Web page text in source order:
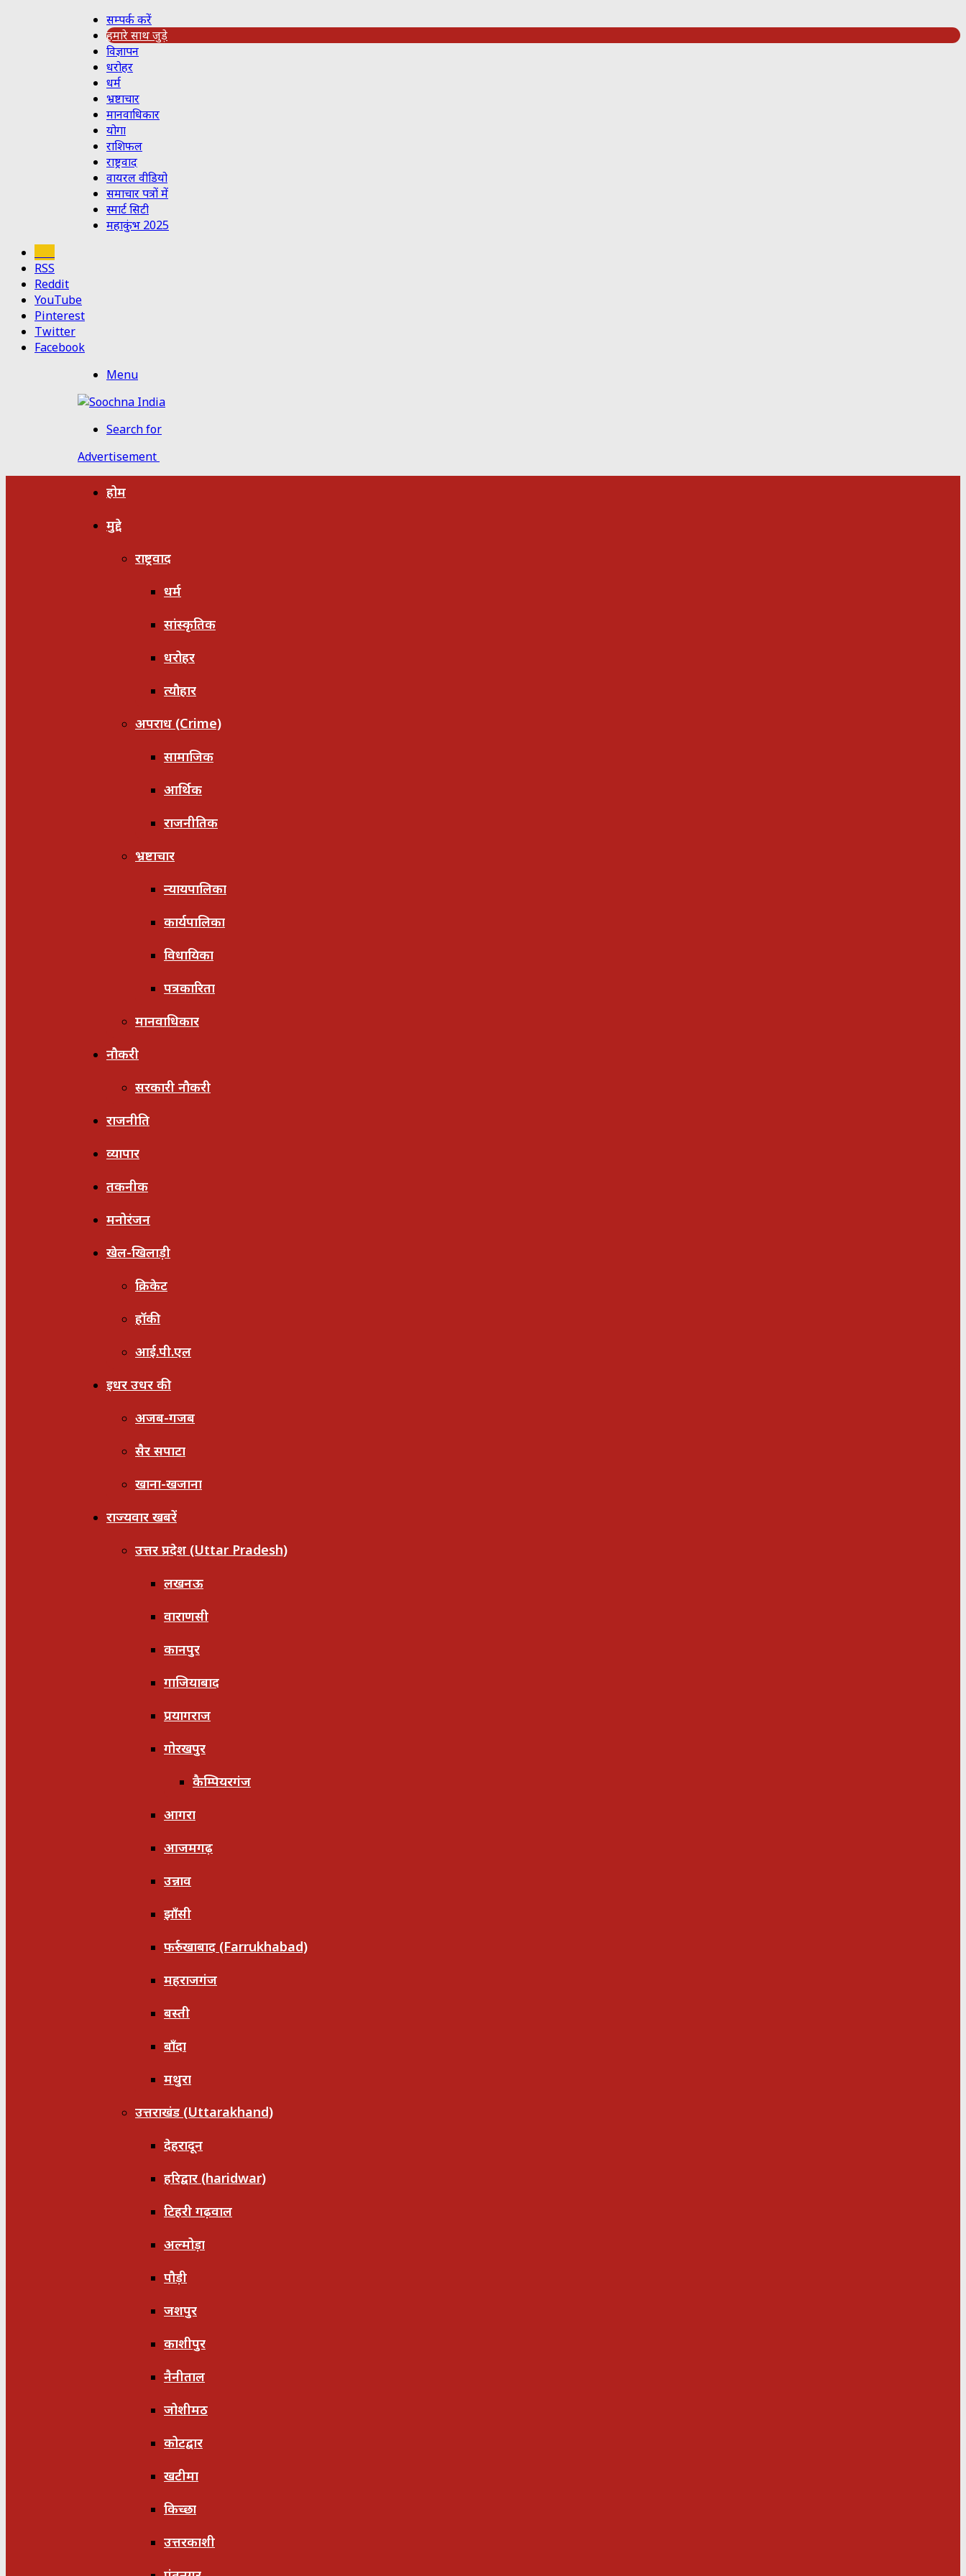
सम्पर्क करें
हमारे साथ जुड़े
विज्ञापन
धरोहर
धर्म
भ्रष्टाचार
मानवाधिकार
योगा
राशिफल
राष्ट्रवाद
वायरल वीडियो
समाचार पत्रों में
स्मार्ट सिटी
महाकुंभ 2025
RSS
Reddit
YouTube
Pinterest
Twitter
Facebook
Menu
Search for
Advertisement
होम
मुद्दे
राष्ट्रवाद
धर्म
सांस्कृतिक
धरोहर
त्यौहार
अपराध (Crime)
सामाजिक
आर्थिक
राजनीतिक
भ्रष्टाचार
न्यायपालिका
कार्यपालिका
विधायिका
पत्रकारिता
मानवाधिकार
नौकरी
सरकारी नौकरी
राजनीति
व्यापार
तकनीक
मनोरंजन
खेल-खिलाड़ी
क्रिकेट
हॉकी
आई.पी.एल
इधर उधर की
अजब-गजब
सैर सपाटा
खाना-खजाना
राज्यवार खबरें
उत्तर प्रदेश (Uttar Pradesh)
लखनऊ
वाराणसी
कानपुर
गाजियाबाद
प्रयागराज
गोरखपुर
कैम्पियरगंज
आगरा
आजमगढ़
उन्नाव
झाँसी
फर्रुखाबाद (Farrukhabad)
महराजगंज
बस्ती
बाँदा
मथुरा
उत्तराखंड (Uttarakhand)
देहरादून
हरिद्वार (haridwar)
टिहरी गढ़वाल
अल्मोड़ा
पौड़ी
जशपुर
काशीपुर
नैनीताल
जोशीमठ
कोटद्वार
खटीमा
किच्छा
उत्तरकाशी